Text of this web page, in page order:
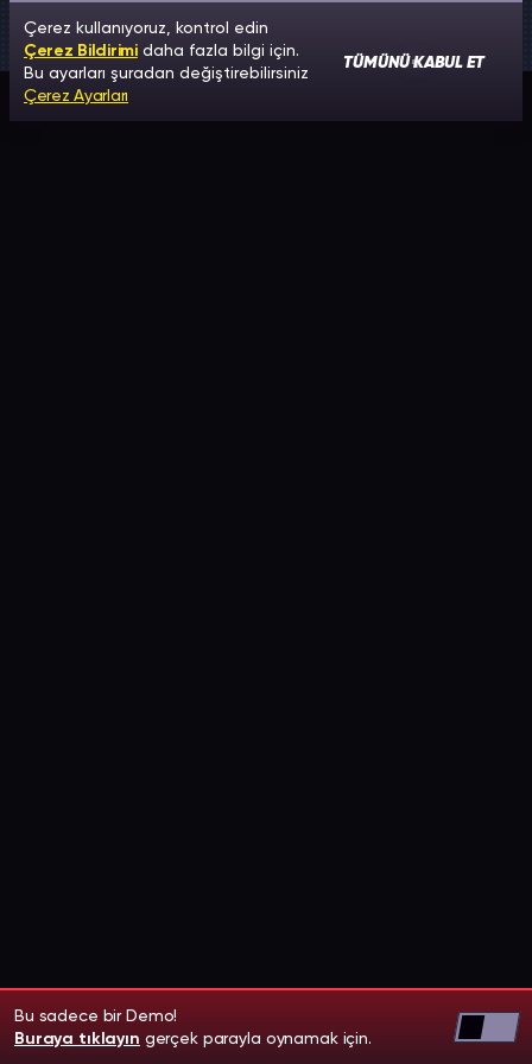
Bu sadece bir Demo!
Buraya tıklayın gerçek parayla oynamak için.
Çerez kullanıyoruz, kontrol edin
Çerez Bildirimidaha fazla bilgi için.
Bu ayarları şuradan değiştirebilirsiniz
Çerez Ayarları
TÜMÜNÜ KABUL ET